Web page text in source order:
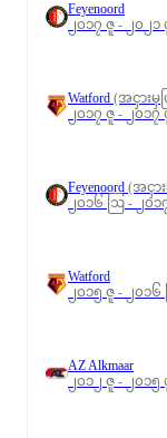
Feyenoord
၂၀၁၇ ဇူ - ၂၀၂၁
Watford (အငှားမှ
၂၀၁၇ ဇူ - ၂၀၁၇
Feyenoord (အငှား
၂၀၁၆ ဩ - ၂၀၁
Watford
၂၀၁၅ ဇူ - ၂၀၁
AZ Alkmaar
၂၀၁၂ ဇူ - ၂၀၁၅